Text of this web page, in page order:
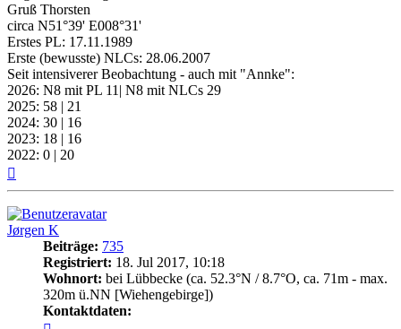
Gruß Thorsten
circa N51°39' E008°31'
Erstes PL: 17.11.1989
Erste (bewusste) NLCs: 28.06.2007
Seit intensiverer Beobachtung - auch mit "Annke":
2026: N8 mit PL 11| N8 mit NLCs 29
2025: 58 | 21
2024: 30 | 16
2023: 18 | 16
2022: 0 | 20
Jørgen K
Beiträge: 735
Registriert: 18. Jul 2017, 10:18
Wohnort: bei Lübbecke (ca. 52.3°N / 8.7°O, ca. 71m - max.
320m ü.NN [Wiehengebirge])
Kontaktdaten: